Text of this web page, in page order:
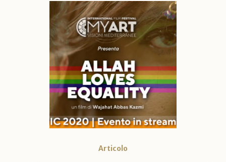
Articolo